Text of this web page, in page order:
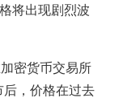
将出现剧烈波
密货币交易所
后，价格在过去